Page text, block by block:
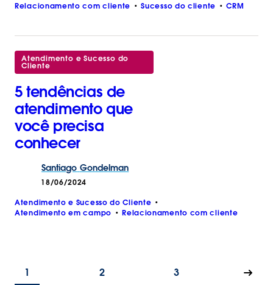
Relacionamento com cliente Sucesso do cliente CRM
Atendimento e Sucesso do
Cliente
5 tendências de
atendimento que
você precisa
conhecer
Santiago Gondelman
18/06/2024
Atendimento e Sucesso do Cliente
Atendimento em campo
Relacionamento com cliente
1 2 3